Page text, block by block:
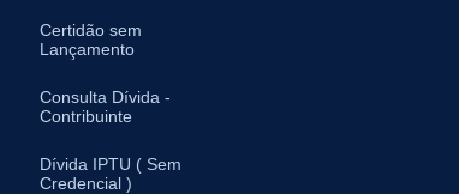
Certidão sem
Lançamento
Consulta Dívida -
Contribuinte
Dívida IPTU ( Sem
Credencial )